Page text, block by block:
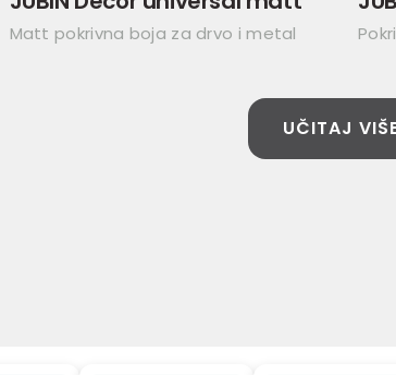
Matt pokrivna boja za drvo i metal
UČITAJ